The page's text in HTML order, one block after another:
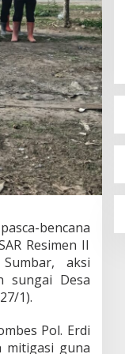
bencana
Resimen II
aksi
sungai Desa
1).
Pol. Erdi
mitigasi guna